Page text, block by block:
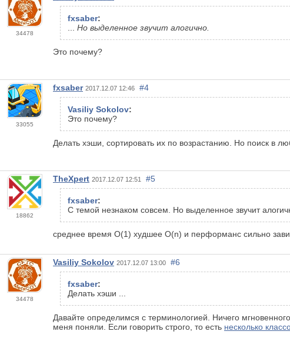
34478
fxsaber:
Но выделенное звучит алогично.
Это почему?
33055
fxsaber 2017.12.07 12:46 #4
Vasiliy Sokolov:
Это почему?
Делать хэши, сортировать их по возрастанию. Но поиск в
18862
TheXpert 2017.12.07 12:51 #5
fxsaber:
С темой незнаком совсем. Но выделенное звучит
среднее время О(1) худшее O(n) и перформанс сильно
34478
Vasiliy Sokolov 2017.12.07 13:00 #6
fxsaber:
Делать хэши ...
Давайте определимся с терминологией. Ничего
меня поняли. Если говорить строго, то есть несколько